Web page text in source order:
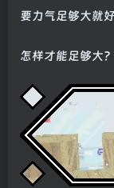
要力气足够大就好
怎样才能足够大